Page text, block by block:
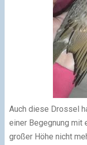
Auch diese Drossel
einer Begegnung mit
großer Höhe nicht